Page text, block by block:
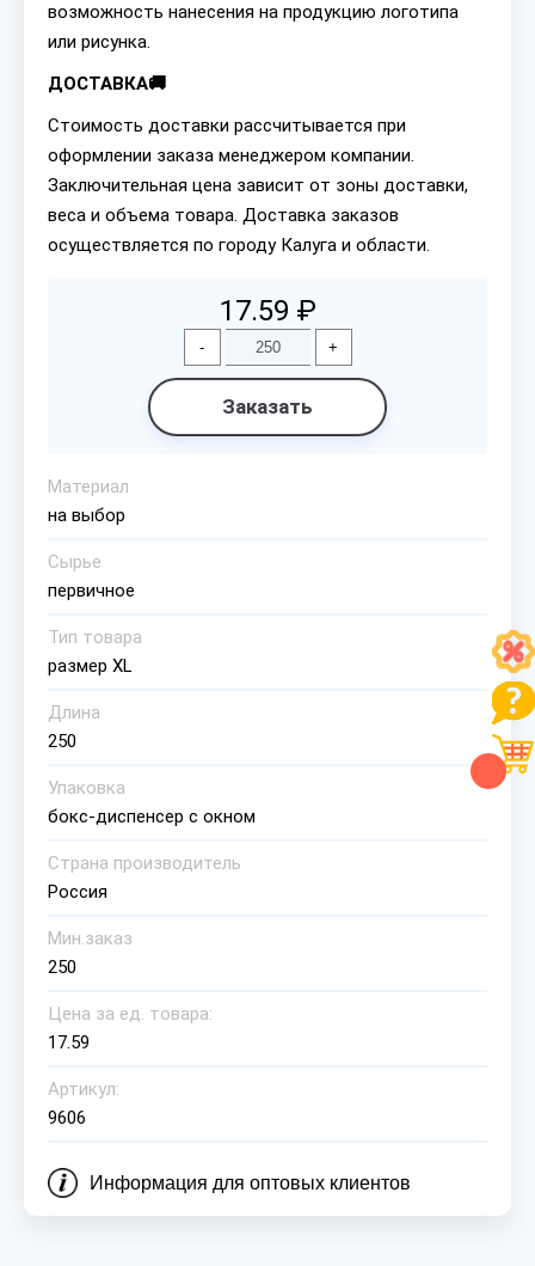
возможность нанесения на продукцию логотипа
или рисунка.
ДОСТАВКА🚚
Стоимость доставки рассчитывается при
оформлении заказа менеджером компании.
Заключительная цена зависит от зоны доставки,
веса и объема товара. Доставка заказов
осуществляется по городу Калуга и области.
17.59 ₽
- +
Заказать
Материал
на выбор
Сырье
первичное
Тип товара
размер XL
Длина
250
Упаковка
бокс-диспенсер с окном
Страна производитель
Россия
Мин.заказ
250
Цена за ед. товара:
17.59
Артикул:
9606
Информация для оптовых клиентов